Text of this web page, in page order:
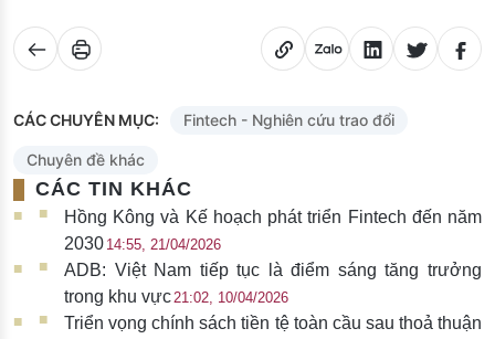
CÁC CHUYÊN MỤC: Fintech - Nghiên cứu trao đổi
Chuyên đề khác
CÁC TIN KHÁC
Hồng Kông và Kế hoạch phát triển Fintech đến năm
2030 14:55, 21/04/2026
ADB: Việt Nam tiếp tục là điểm sáng tăng trưởng
trong khu vực21:02, 10/04/2026
Triển vọng chính sách tiền tệ toàn cầu sau thoả thuận